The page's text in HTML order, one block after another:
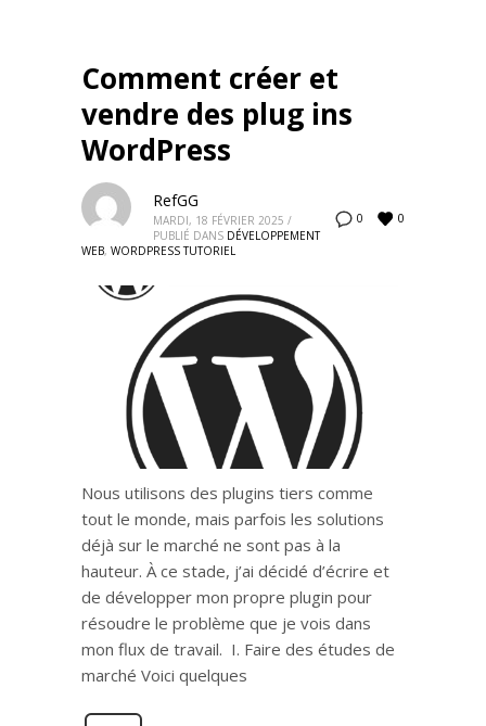
Comment créer et
vendre des plug ins
WordPress
0 0
RefGG
MARDI, 18 FÉVRIER 2025 /
PUBLIÉ DANS DÉVELOPPEMENT
WEB, WORDPRESS TUTORIEL
Nous utilisons des plugins tiers comme
tout le monde, mais parfois les solutions
déjà sur le marché ne sont pas à la
hauteur. À ce stade, j’ai décidé d’écrire et
de développer mon propre plugin pour
résoudre le problème que je vois dans
mon flux de travail. I. Faire des études de
marché Voici quelques